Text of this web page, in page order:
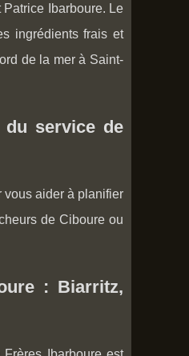
Ibarboure. Le
ingrédients frais et
de la mer à Saint-
service de
vous aider à planifier
de Ciboure ou
: Biarritz,